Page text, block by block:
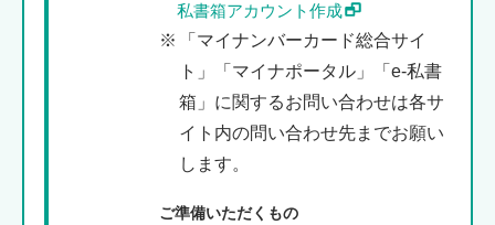
私書箱アカウント作成
※
「マイナンバーカード総合サイ
ト」「マイナポータル」「e-私書
箱」に関するお問い合わせは各サ
イト内の問い合わせ先までお願い
します。
ご準備いただくもの